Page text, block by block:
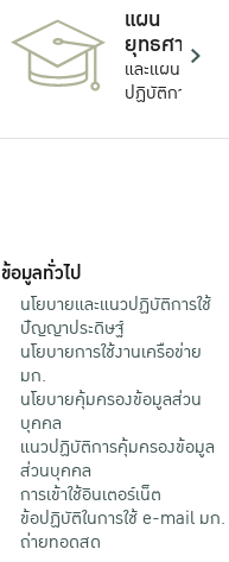
แผน
ยุทธศาสตร์
และแผน
ปฏิบัติการ
ข้อมูลทั่วไป
นโยบายและแนวปฏิบัติการใช้
ปัญญาประดิษฐ์
นโยบายการใช้งานเครือข่าย
มก.
นโยบายคุ้มครองข้อมูลส่วน
บุคคล
แนวปฏิบัติการคุ้มครองข้อมูล
ส่วนบุคคล
การเข้าใช้อินเตอร์เน็ต
ข้อปฏิบัติในการใช้ e-mail มก.
ถ่ายทอดสด